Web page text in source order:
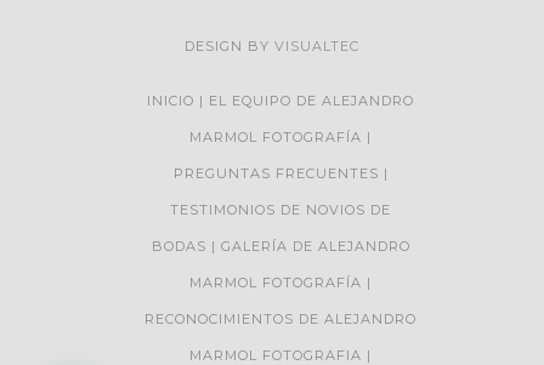
DESIGN BY VISUALTEC
INICIO EL EQUIPO DE ALEJANDRO
MARMOL FOTOGRAFÍA
PREGUNTAS FRECUENTES
TESTIMONIOS DE NOVIOS DE
BODAS GALERÍA DE ALEJANDRO
MARMOL FOTOGRAFÍA
RECONOCIMIENTOS DE ALEJANDRO
MARMOL FOTOGRAFIA